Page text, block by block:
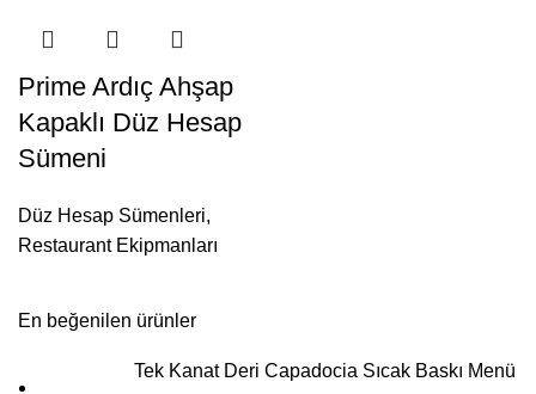
En beğenilen ürünler
Tek Kanat Deri Capadocia Sıcak Baskı Menü
Prime Ardıç Ahşap
Kapaklı Düz Hesap
Sümeni
Düz Hesap Sümenleri,
Restaurant Ekipmanları